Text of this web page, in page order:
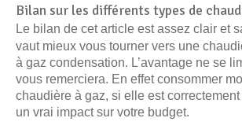
Bilan sur les différents types de
Le bilan de cet article est assez clair et
vaut mieux vous tourner vers une
à gaz condensation. L’avantage ne se
vous remerciera. En effet consommer
chaudière à gaz, si elle est
un vrai impact sur votre budget.